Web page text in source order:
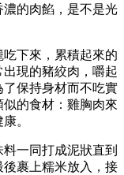
的肉餡，是不是光
下來，累積起來的
現的豬絞肉，嚼起
保持身材而不吃實
的食材：雞胸肉來
。
一同打成泥狀直到
裹上糯米放入，接